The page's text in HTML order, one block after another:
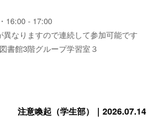
16:00 - 17:00
異なりますので連続して参加可能です
書館3階グループ学習室３
注意喚起（学生部）｜2026.07.14